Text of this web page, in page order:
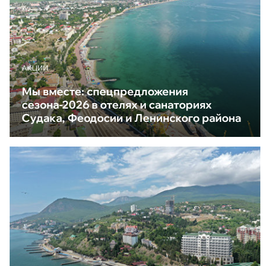
АКЦИИ
Мы вместе: спецпредложения
сезона-2026 в отелях и санаториях
Судака, Феодосии и Ленинского района